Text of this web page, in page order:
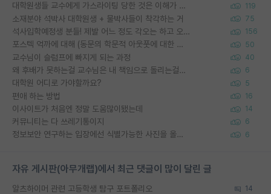
대학원생들 교수에게 가스라이팅 당한 것은 이해가 갑니다. 안타깝네요. 119
소재분야 석박사 대학원생 + 물박사들이 착각하는 거 75
석사입학예정생 분들! 제발 어느 정도 각오는 하고 오세요. 156
포스텍 억까에 대해 (동문의 학문적 아웃풋에 대한 반박) 50
교수님이 슬럼프에 빠지게 되는 과정 40
왜 후배가 못하는걸 교수님은 내 책임으로 돌리는걸까요? 6
대학원 어디로 가야할까요? 5
편애 하는 방법 16
이사이트가 처음엔 정말 도움많이됐는데 14
커뮤니티는 다 쓰레기통이지 6
정보보안 연구하는 입장에선 식별가능한 사진을 올리는건 비추이긴함 6
자유 게시판(아무개랩)에서 최근 댓글이 많이 달린 글
알츠하이머 관련 고등학생 탐구 포트폴리오 14